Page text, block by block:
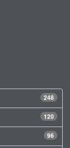
248
120
96